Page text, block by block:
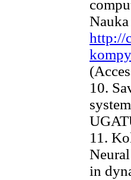
http://
10.
11.
in